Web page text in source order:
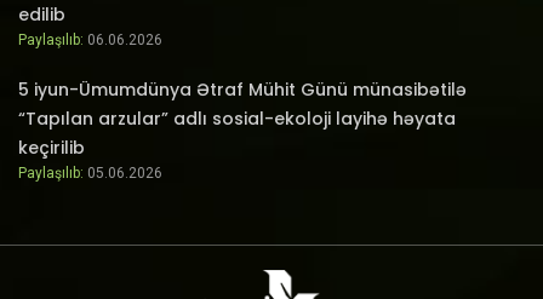
edilib
Paylaşılıb: 06.06.2026
5 iyun-Ümumdünya Ətraf Mühit Günü münasibətilə
“Tapılan arzular” adlı sosial-ekoloji layihə həyata
keçirilib
Paylaşılıb: 05.06.2026